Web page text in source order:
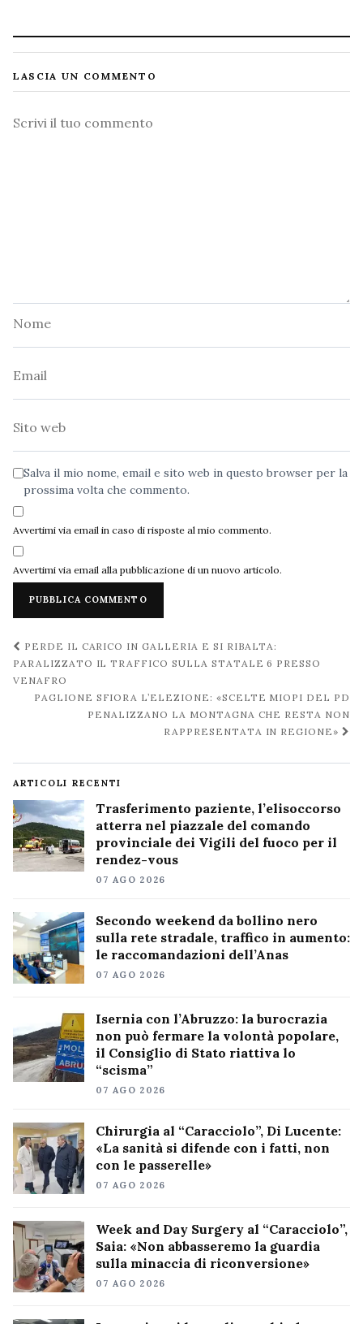
LASCIA UN COMMENTO
Commento
Salva il mio nome, email e sito web in questo browser per la
prossima volta che commento.
Avvertimi via email in caso di risposte al mio commento.
Avvertimi via email alla pubblicazione di un nuovo articolo.
Navigazione
post
PERDE IL CARICO IN GALLERIA E SI RIBALTA:
PARALIZZATO IL TRAFFICO SULLA STATALE 6 PRESSO
VENAFRO
PAGLIONE SFIORA L’ELEZIONE: «SCELTE MIOPI DEL PD
PENALIZZANO LA MONTAGNA CHE RESTA NON
RAPPRESENTATA IN REGIONE»
ARTICOLI RECENTI
Trasferimento paziente, l’elisoccorso
atterra nel piazzale del comando
provinciale dei Vigili del fuoco per il
rendez-vous
07 AGO 2026
Secondo weekend da bollino nero
sulla rete stradale, traffico in aumento:
le raccomandazioni dell’Anas
07 AGO 2026
Isernia con l’Abruzzo: la burocrazia
non può fermare la volontà popolare,
il Consiglio di Stato riattiva lo
“scisma”
07 AGO 2026
Chirurgia al “Caracciolo”, Di Lucente:
«La sanità si difende con i fatti, non
con le passerelle»
07 AGO 2026
Week and Day Surgery al “Caracciolo”,
Saia: «Non abbasseremo la guardia
sulla minaccia di riconversione»
07 AGO 2026